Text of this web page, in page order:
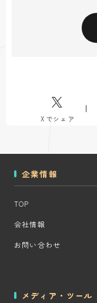
Xでシェア
企業情報
TOP
会社情報
お問い合わせ
メディア・ツール